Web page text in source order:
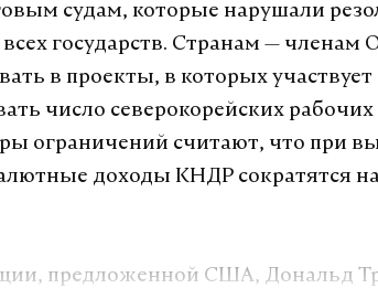
судам, которые нарушали
государств. Странам — членам
в проекты, в которых
число северокорейских рабочих
ограничений считают, что при
доходы КНДР сократятся
предложенной США, Дональд